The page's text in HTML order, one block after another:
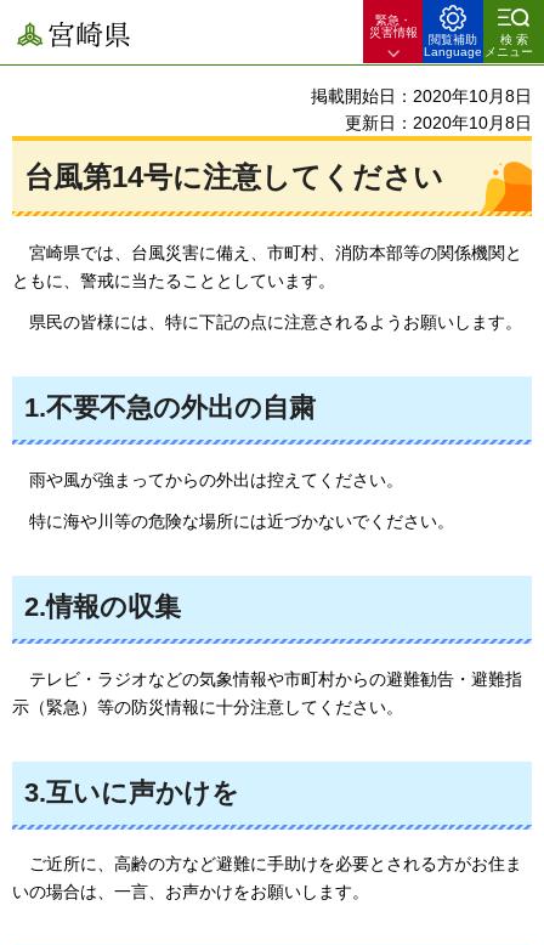
宮崎県
緊急・
災害情報
閲覧補助
Language
検索
メニュー
掲載開始日：2020年10月8日
更新日：2020年10月8日
台風第14号に注意してください
宮崎県では、台風災害に備え、市町村、消防本部等の関係機関と
ともに、警戒に当たることとしています。
県民の皆様には、特に下記の点に注意されるようお願いします。
1.不要不急の外出の自粛
雨や風が強まってからの外出は控えてください。
特に海や川等の危険な場所には近づかないでください。
2.情報の収集
テレビ・ラジオなどの気象情報や市町村からの避難勧告・避難指
示（緊急）等の防災情報に十分注意してください。
3.互いに声かけを
ご近所に、高齢の方など避難に手助けを必要とされる方がお住ま
いの場合は、一言、お声かけをお願いします。